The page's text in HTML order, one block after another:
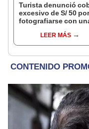
Turista denunció
excesivo de S/ 50 por
fotografiarse con
Serenazgo recuperó
dinero
LEER MÁS